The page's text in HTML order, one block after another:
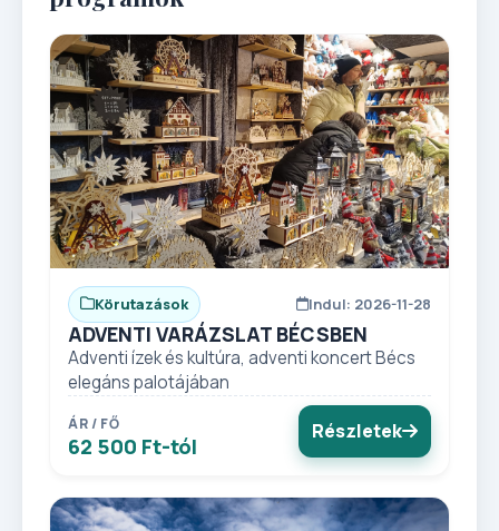
Körutazások Indul: 2026-11-28
ADVENTI VARÁZSLAT BÉCSBEN
Adventi ízek és kultúra, adventi koncert Bécs
elegáns palotájában
ÁR / FŐ
62 500 Ft-tól
Részletek